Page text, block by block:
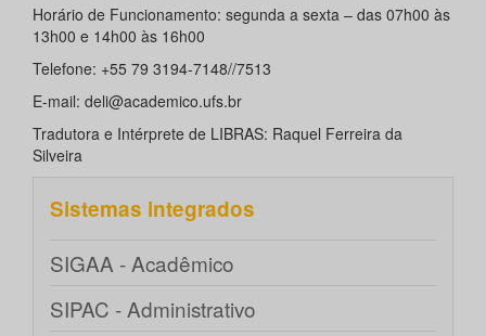
Horário de Funcionamento: segunda a sexta – das 07h00 às
13h00 e 14h00 às 16h00
Telefone: +55 79 3194-7148//7513
E-mail: deli@academico.ufs.br
Tradutora e Intérprete de LIBRAS: Raquel Ferreira da
Silveira
Sistemas integrados
SIGAA - Acadêmico
SIPAC - Administrativo